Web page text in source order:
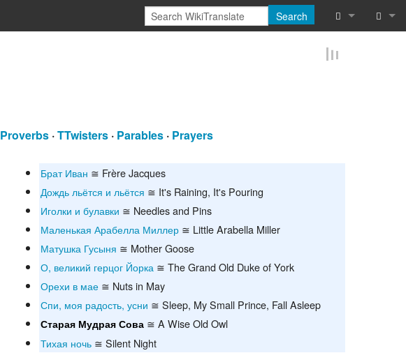
Search
Proverbs ·TTwisters · Parables · Prayers
Брат Иван ≅ Frère Jacques
Дождь льётся и льётся ≅ It's Raining, It's Pouring
Иголки и булавки ≅ Needles and Pins
Маленькая Арабелла Миллер ≅ Little Arabella Miller
Матушка Гусыня ≅ Mother Goose
О, великий герцог Йорка ≅ The Grand Old Duke of York
Орехи в мае ≅ Nuts in May
Спи, моя радость, усни ≅ Sleep, My Small Prince, Fall Asleep
Старая Мудрая Сова ≅ A Wise Old Owl
Тихая ночь ≅ Silent Night